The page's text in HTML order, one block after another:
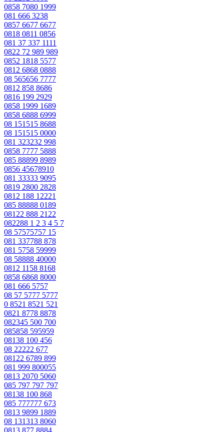
0858 7080 1999
081 666 3238
0857 6677 6677
0818 0811 0856
081 37 337 1111
0822 72 989 989
0852 1818 5577
0812 6868 0888
08 565656 7777
0812 858 8686
0816 199 2929
0858 1999 1689
0858 6888 6999
08 151515 8688
08 151515 0000
081 323232 998
0858 7777 5888
085 88899 8989
0856 45678910
081 33333 9095
0819 2800 2828
0812 188 12221
085 88888 0189
08122 888 2122
082288 1 2 3 4 5 7
08 57575757 15
081 337788 878
081 5758 59999
08 58888 40000
0812 1158 8168
0858 6868 8000
081 666 5757
08 57 5777 5777
0 8521 8521 521
0821 8778 8878
082345 500 700
085858 595959
08138 100 456
08 22222 677
08122 6789 899
081 999 800055
0813 2070 5060
085 797 797 797
08138 100 868
085 777777 673
0813 9899 1889
08 131313 8060
0813 877 8884